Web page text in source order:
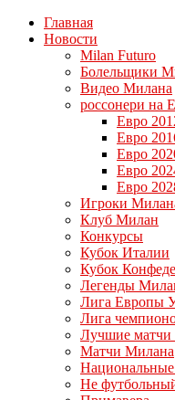
Главная
Новости
Milan Futuro
Болельщики
Видео Милана
россонери на
Евро
Евро
Евро
Евро
Евро
Игроки
Клуб Милан
Конкурсы
Кубок Италии
Кубок
Легенды
Лига Европы
Лига
Лучшие
Матчи Милана
Не